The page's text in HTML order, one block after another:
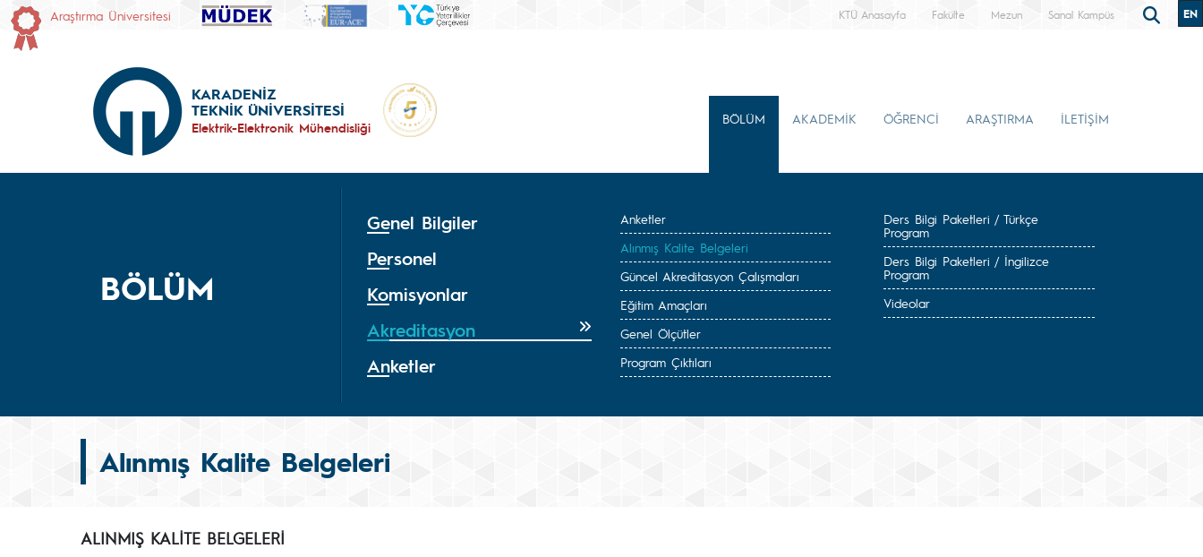
Araştırma Üniversitesi KTÜ Anasayfa Fakülte Mezun Sanal Kampüs EN
KARADENİZ
TEKNİK ÜNİVERSİTESİ
Elektrik-Elektronik Mühendisliği
BÖLÜM AKADEMİK ÖĞRENCİ ARAŞTIRMA İLETİŞİM
BÖLÜM
Genel Bilgiler
Personel
Komisyonlar
Akreditasyon
Anketler
Anketler
Alınmış Kalite Belgeleri
Güncel Akreditasyon Çalışmaları
Eğitim Amaçları
Genel Ölçütler
Program Çıktıları
Ders Bilgi Paketleri / Türkçe
Program
Ders Bilgi Paketleri / İngilizce
Program
Videolar
Alınmış Kalite Belgeleri
ALINMIŞ KALİTE BELGELERİ